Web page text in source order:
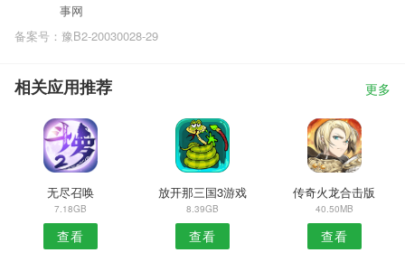
事网
备案号：豫B2-20030028-29
相关应用推荐 更多
无尽召唤
7.18GB
查看
放开那三国3游戏
8.39GB
查看
传奇火龙合击版
40.50MB
查看